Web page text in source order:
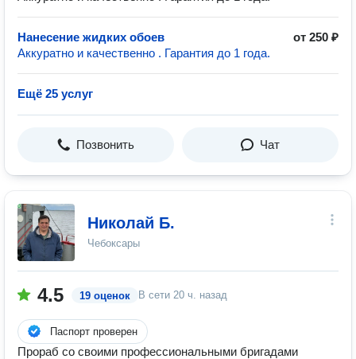
Нанесение жидких обоев
от 250 ₽
Аккуратно и качественно . Гарантия до 1 года.
Ещё 25 услуг
Позвонить Чат
Николай Б.
Чебоксары
4.5 19 оценок В сети 20 ч. назад
Паспорт проверен
Прораб со своими профессиональными бригадами